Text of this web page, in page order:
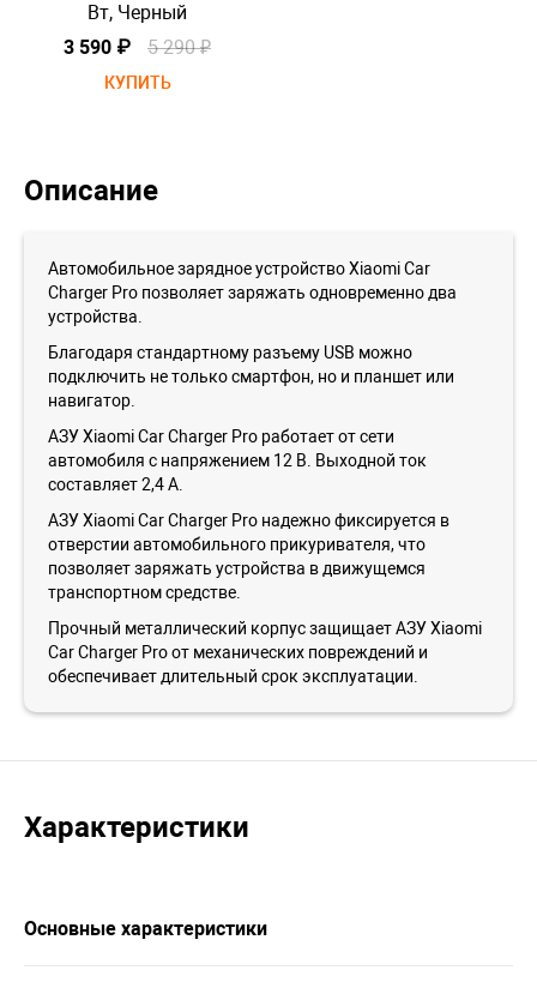
Вт, Черный
3 590 ₽
5 290 ₽
КУПИТЬ
Описание
Автомобильное зарядное устройство Xiaomi Car
Charger Pro позволяет заряжать одновременно два
устройства.
Благодаря стандартному разъему USB можно
подключить не только смартфон, но и планшет или
навигатор.
АЗУ Xiaomi Car Charger Pro работает от сети
автомобиля с напряжением 12 В. Выходной ток
составляет 2,4 А.
АЗУ Xiaomi Car Charger Pro надежно фиксируется в
отверстии автомобильного прикуривателя, что
позволяет заряжать устройства в движущемся
транспортном средстве.
Прочный металлический корпус защищает АЗУ Xiaomi
Car Charger Pro от механических повреждений и
обеспечивает длительный срок эксплуатации.
Характеристики
Основные характеристики